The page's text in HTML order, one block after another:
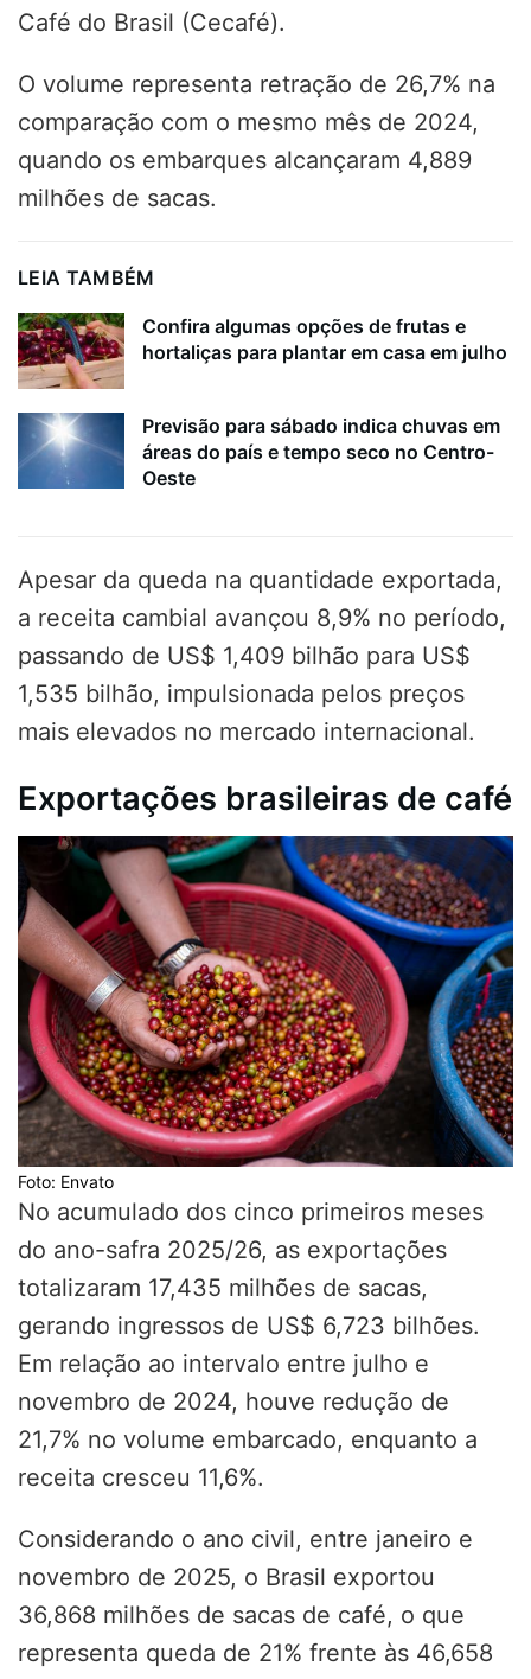
Café do Brasil (Cecafé).
O volume representa retração de 26,7% na
comparação com o mesmo mês de 2024,
quando os embarques alcançaram 4,889
milhões de sacas.
LEIA TAMBÉM
Confira algumas opções de frutas e
hortaliças para plantar em casa em julho
Previsão para sábado indica chuvas em
áreas do país e tempo seco no Centro-
Oeste
Apesar da queda na quantidade exportada,
a receita cambial avançou 8,9% no período,
passando de US$ 1,409 bilhão para US$
1,535 bilhão, impulsionada pelos preços
mais elevados no mercado internacional.
Exportações brasileiras de café
Foto: Envato
No acumulado dos cinco primeiros meses
do ano-safra 2025/26, as exportações
totalizaram 17,435 milhões de sacas,
gerando ingressos de US$ 6,723 bilhões.
Em relação ao intervalo entre julho e
novembro de 2024, houve redução de
21,7% no volume embarcado, enquanto a
receita cresceu 11,6%.
Considerando o ano civil, entre janeiro e
novembro de 2025, o Brasil exportou
36,868 milhões de sacas de café, o que
representa queda de 21% frente às 46,658